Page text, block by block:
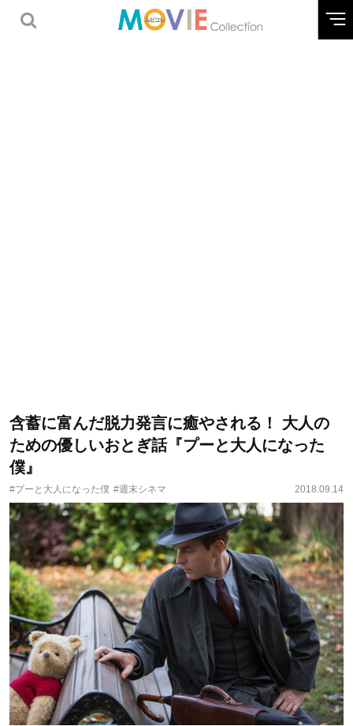
含蓄に富んだ脱力発言に癒やされる！ 大人の
ための優しいおとぎ話『プーと大人になった
僕』
#プーと大人になった僕 #週末シネマ 2018.09.14